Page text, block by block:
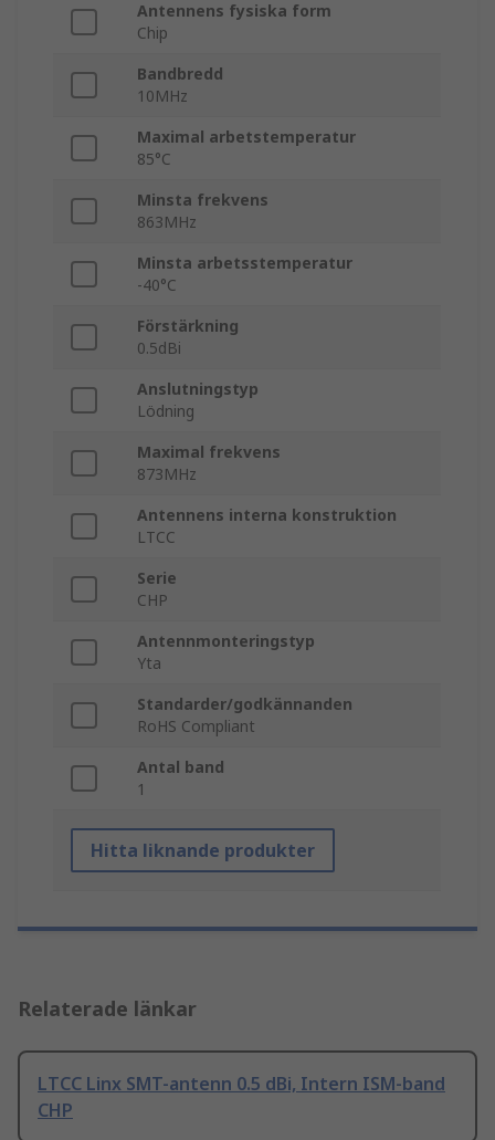
Antennens fysiska form
Chip
Bandbredd
10MHz
Maximal arbetstemperatur
85°C
Minsta frekvens
863MHz
Minsta arbetsstemperatur
-40°C
Förstärkning
0.5dBi
Anslutningstyp
Lödning
Maximal frekvens
873MHz
Antennens interna konstruktion
LTCC
Serie
CHP
Antennmonteringstyp
Yta
Standarder/godkännanden
RoHS Compliant
Antal band
1
Hitta liknande produkter
Relaterade länkar
LTCC Linx SMT-antenn 0.5 dBi, Intern ISM-band
CHP